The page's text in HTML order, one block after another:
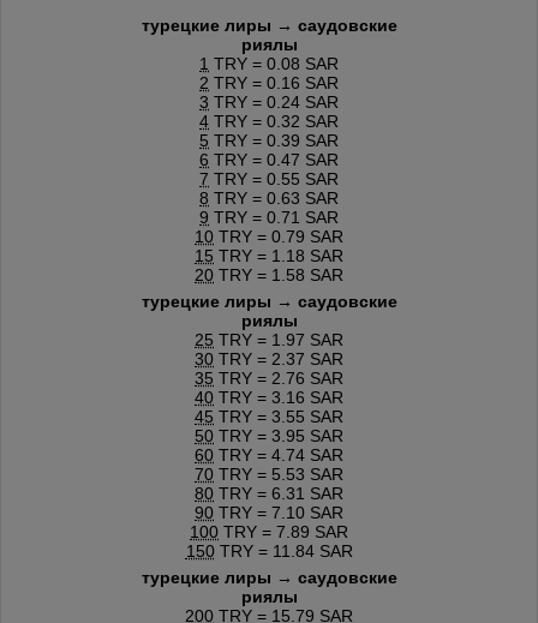
турецкие лиры → саудовские
риялы
1 TRY = 0.08 SAR
2 TRY = 0.16 SAR
3 TRY = 0.24 SAR
4 TRY = 0.32 SAR
5 TRY = 0.39 SAR
6 TRY = 0.47 SAR
7 TRY = 0.55 SAR
8 TRY = 0.63 SAR
9 TRY = 0.71 SAR
10 TRY = 0.79 SAR
15 TRY = 1.18 SAR
20 TRY = 1.58 SAR
турецкие лиры → саудовские
риялы
25 TRY = 1.97 SAR
30 TRY = 2.37 SAR
35 TRY = 2.76 SAR
40 TRY = 3.16 SAR
45 TRY = 3.55 SAR
50 TRY = 3.95 SAR
60 TRY = 4.74 SAR
70 TRY = 5.53 SAR
80 TRY = 6.31 SAR
90 TRY = 7.10 SAR
100 TRY = 7.89 SAR
150TRY = 11.84 SAR
турецкие лиры → саудовские
риялы
200 TRY = 15.79 SAR